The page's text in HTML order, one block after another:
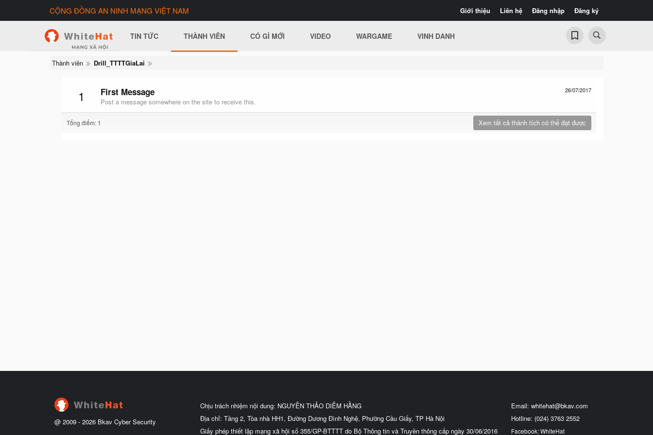
Giới thiệu Liên hệ Đăng nhập Đăng ký
CỘNG ĐỒNG AN NINH MẠNG VIỆT NAM
TIN TỨC THÀNH VIÊN CÓ GÌ MỚI VIDEO WARGAME VINH DANH
Thành viên Drill_TTTTGiaLai
1 26/07/2017
First Message
Post a message somewhere on the site to receive this.
Tổng điểm: 1 Xem tất cả thành tích có thể đạt được
@ 2009 - 2026 Bkav Cyber Security
Chịu trách nhiệm nội dung: NGUYỄN THẢO DIỄM HẰNG
Địa chỉ: Tầng 2, Tòa nhà HH1, Đường Dương Đình Nghệ, Phường Cầu Giấy, TP Hà Nội
Giấy phép thiết lập mạng xã hội số 355/GP-BTTTT do Bộ Thông tin và Truyền thông cấp ngày 30/06/2016
Email: whitehat@bkav.com
Hotline: (024) 3763 2552
Facebook: WhiteHat